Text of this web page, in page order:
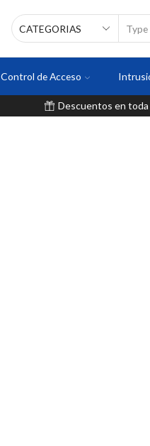
Control de Acceso
Descuentos en toda